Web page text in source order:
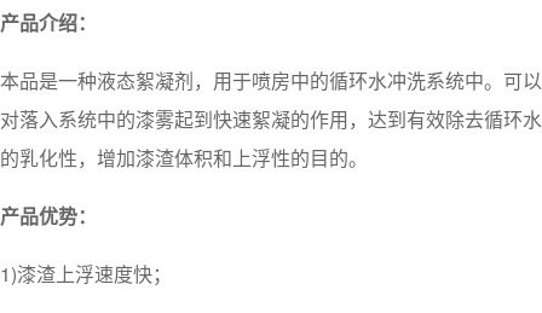
产品介绍：
本品是一种液态絮凝剂，用于喷房中的循环水冲洗系统中。可以
对落入系统中的漆雾起到快速絮凝的作用，达到有效除去循环水
的乳化性，增加漆渣体积和上浮性的目的。
产品优势：
1)漆渣上浮速度快；